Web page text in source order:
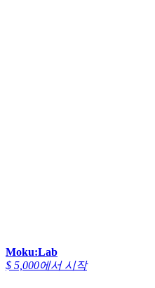
Moku:Lab
$ 5,000에서 시작